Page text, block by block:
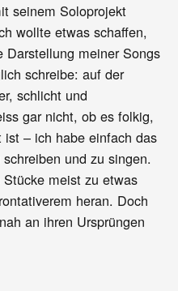
seinem Soloprojekt
wollte etwas schaffen,
Darstellung meiner Songs
schreibe: auf der
schlicht und
gar nicht, ob es folkig,
ist – ich habe einfach das
und zu singen.
meist zu etwas
heran. Doch
an ihren Ursprüngen